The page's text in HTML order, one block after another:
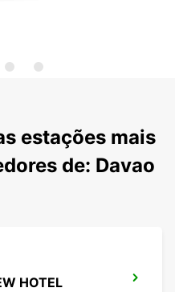
estações mais
de: Davao
HOTEL